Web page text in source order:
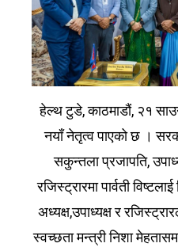
हेल्थ टुडे, काठमाडौं, २१
नयाँ नेतृत्व पाएको छ ।
सकुन्तला प्रजापति,
रजिस्ट्रारमा पार्वती
अध्यक्ष,उपाध्यक्ष र
स्वच्छता मन्त्री निशा